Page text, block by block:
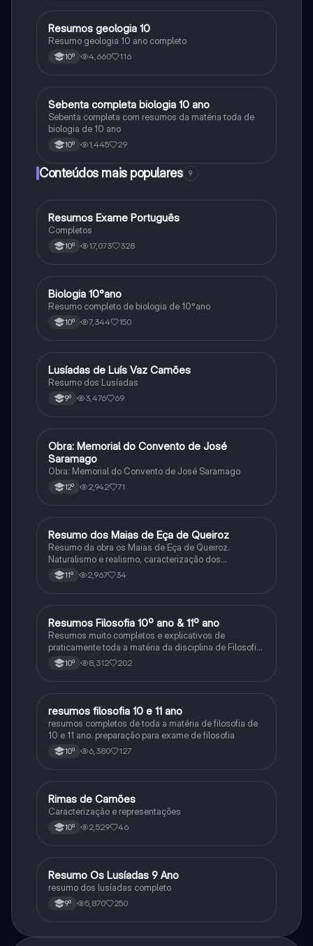
Biologia
Resumos geologia 10
Resumo geologia 10 ano completo
10º 4,660 116
Biologia
Sebenta completa biologia 10 ano
Sebenta completa com resumos da matéria toda de
biologia de 10 ano
10º 1,445 29
Conteúdos mais populares 9
Português
Resumos Exame Português
Completos
10º 17,073 328
Biologia
Biologia 10°ano
Resumo completo de biologia de 10°ano
10º 7,344 150
Português
Lusíadas de Luís Vaz Camões
Resumo dos Lusíadas
9º 3,476 69
Português
Obra: Memorial do Convento de José
Saramago
Obra: Memorial do Convento de José Saramago
12º 2,942 71
Português
Resumo dos Maias de Eça de Queiroz
Resumo da obra os Maias de Eça de Queiroz.
Naturalismo e realismo, caracterização dos
personagens e contexto histórico.
11º 2,967 34
Filosofia
Resumos Filosofia 10º ano & 11º ano
Resumos muito completos e explicativos de
praticamente toda a matéria da disciplina de Filosofia
10º 8,312 202
Filosofia
resumos filosofia 10 e 11 ano
resumos completos de toda a matéria de filosofia de
10 e 11 ano. preparação para exame de filosofia
10º 6,380 127
Português
Rimas de Camões
Caracterização e representações
10º 2,529 46
Português
Resumo Os Lusíadas 9 Ano
resumo dos lusíadas completo
9º 5,870 250